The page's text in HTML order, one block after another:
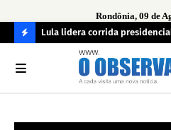
Rondônia, 09 de
O
Lula lidera corrida
pesquisa; Flávio Bolsonaro